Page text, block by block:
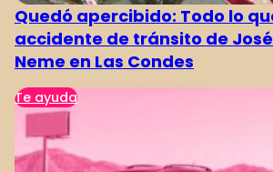
Quedó apercibido: Todo lo
accidente de tránsito de
Neme en Las Condes
Te ayuda